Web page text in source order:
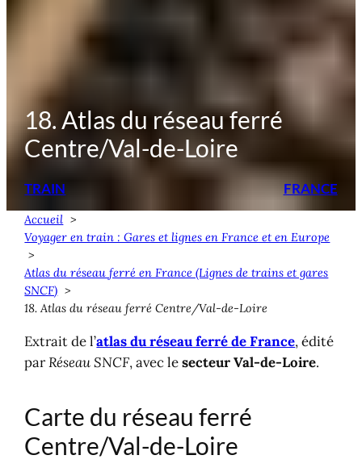
18. Atlas du réseau ferré
Centre/Val-de-Loire
TRAIN FRANCE
Accueil
Voyager en train : Gares et lignes en France et en Europe
Atlas du réseau ferré en France (Lignes de trains et gares
SNCF)
18. Atlas du réseau ferré Centre/Val-de-Loire
Extrait de l’atlas du réseau ferré de France, édité
parRéseau SNCF, avec lesecteur Val-de-Loire.
Carte du réseau ferré
Centre/Val-de-Loire